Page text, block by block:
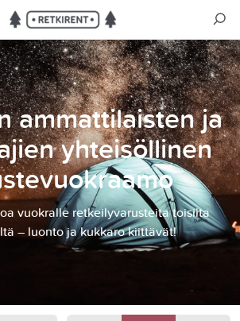
ammattilaisten ja
yhteisöllinen
vuokralle retkeilyvarusteita toisilta
– luonto ja kukkaro kiittävät!